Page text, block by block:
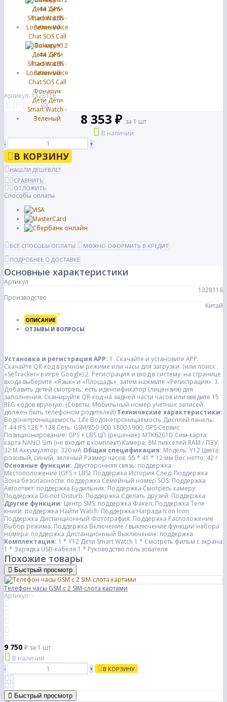
Артикул: 1328116
(0)
8 353 ₽ за 1 шт
В наличии
-
+
В КОРЗИНУ
НАШЛИ ДЕШЕВЛЕ?
СРАВНИТЬ
ОТЛОЖИТЬ
Способы оплаты
ВСЕ СПОСОБЫ ОПЛАТЫ
МОЖНО ОФОРМИТЬ В КРЕДИТ
ПОДРОБНЕЕ О ДОСТАВКЕ
Основные характеристики
Артикул
1328116
Производство
Китай
ОПИСАНИЕ
ОТЗЫВЫ И ВОПРОСЫ
Установка и регистрация APP: 1. Скачайте и установите APP:
Скачайте QR-код в ручном режиме или часы для загрузки. (или поиск
«SeTracker» в игре Google) 2. Регистрация и вход в систему: на странице
входа выберите «Язык» и «Площадь», затем нажмите «Регистрация». 3.
Добавить детей смотреть: есть идентификатор (лицензия) для
заполнения. Сканируйте QR-код на задней части часов или введите 15
REG-кодов вручную. (Советы. Мобильный номер учетных записей
должен быть телефоном родителей) Технические характеристики:
Водонепроницаемость: Life Водонепроницаемость Дисплей панель:
1.44 IPS 128 * 128 Сеть: GSM/850 900 1800 1900, GPS Сервис
Позиционирование: GPS + LBS ЦП (решение): MTK6261D Сим-карта:
карта NANO Sim (не входит в комплект) Камера: 8M пикселей RAM / ПЗУ:
32 М Аккумулятор: 320 мА Общая спецификация: Модель: Y12 Цвета:
розовый, синий, зеленый Размер часов: 55 * 41 * 12 мм Вес нетто: 42 г
Основные функции: Двусторонняя связь: поддержка
Местоположение (GPS + LBS): Поддержка История След: Поддержка
Зона безопасности: поддержка Семейный номер SOS: Поддержка
Автоответ: поддержка Будильник: Поддержка Смотреть камеру:
Поддержка Do-not Disturb: Поддержка Сделать друзей: Поддержка
Другие функции: Центр SMS: поддержка Факел: Поддержка Теле
книги: поддержка Найти Watch: Поддержка Награда Icon Icon:
Поддержка Дистанционный Фотография: Поддержка Расположение
Выбор режима: Поддержка Включение / выключение функции набора
номера: поддержка Дистанционный Выключение: поддержка
Комплектация: 1 * Y12 Дети Smart Watch 1 * Смотреть фильм с экрана
1 * Зарядка USB-кабеля 1 * Руководство пользователя
Похожие товары
Быстрый просмотр
Телефон часы GSM с 2 SIM-слота картами
Артикул: -
9 750 ₽ за 1 шт
В наличии
-
+ В КОРЗИНУ
Быстрый просмотр